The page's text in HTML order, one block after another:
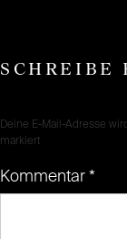
SCHREIBE
Deine E-Mail-Adresse
markiert
Kommentar *